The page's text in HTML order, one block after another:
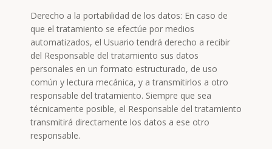
Derecho a la portabilidad de los datos: En caso de
que el tratamiento se efectúe por medios
automatizados, el Usuario tendrá derecho a recibir
del Responsable del tratamiento sus datos
personales en un formato estructurado, de uso
común y lectura mecánica, y a transmitirlos a otro
responsable del tratamiento. Siempre que sea
técnicamente posible, el Responsable del tratamiento
transmitirá directamente los datos a ese otro
responsable.